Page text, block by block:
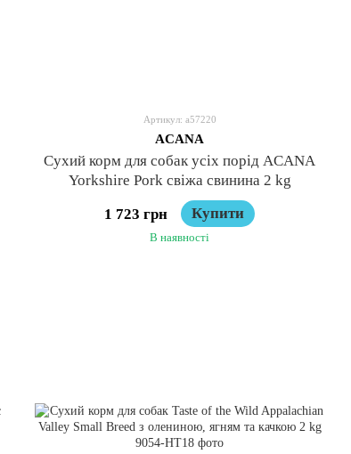
Артикул: a57220
ACANA
Сухий корм для собак усіх порід ACANA
Yorkshire Pork свіжа свинина 2 kg
1 723 грн
Купити
В наявності